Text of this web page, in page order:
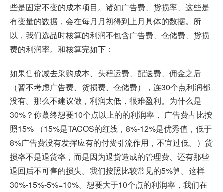
些是固定不变的成本项目。诸如广告费、货损率、这些是
有变量的数据，会在每月月初得到上月具体的数据。所
以，我们选品时核算的利润不包含广告费、仓储费、货损
费的利润率。和核算完如下：
如果售价减去采购成本、头程运费、配送费、佣金之后
（暂不考虑广告费、货损费、仓储费），连30个点利润都
没有。那么不建议做，利润太低，很难盈利。为什么是
30%？你蕞终想要10个点以上的的利润率， 广告费占比按
照15% （15%是TACOS的红线，8%-12%是优秀值，低于
8%广告费没有发挥应有的付费引流作用，不宜过低。）货
损率不是退货率，而是因为退货造成的管理费、还有那些
退回后不可售的损失。我们按照比较常见的5%算。这样
30%-15%-5%=10%。想要大于10个点的利润率，我们在